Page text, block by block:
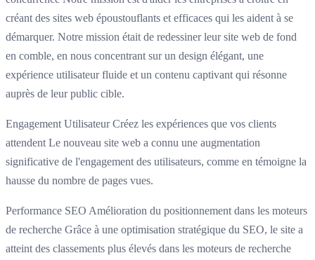
créant des sites web époustouflants et efficaces qui les aident à se
démarquer. Notre mission était de redessiner leur site web de fond
en comble, en nous concentrant sur un design élégant, une
expérience utilisateur fluide et un contenu captivant qui résonne
auprès de leur public cible.
Engagement Utilisateur Créez les expériences que vos clients
attendent Le nouveau site web a connu une augmentation
significative de l'engagement des utilisateurs, comme en témoigne la
hausse du nombre de pages vues.
Performance SEO Amélioration du positionnement dans les moteurs
de recherche Grâce à une optimisation stratégique du SEO, le site a
atteint des classements plus élevés dans les moteurs de recherche